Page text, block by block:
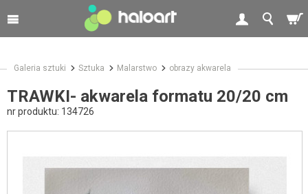
Galeria sztuki Sztuka Malarstwo obrazy akwarela
TRAWKI- akwarela formatu 20/20 cm
nr produktu: 134726